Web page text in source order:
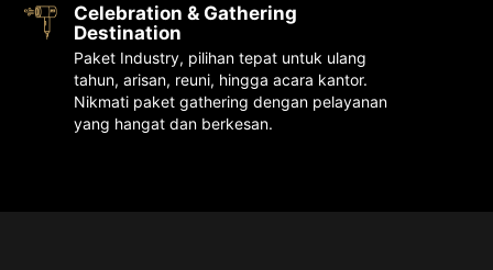
Celebration & Gathering
Destination
Paket Industry, pilihan tepat untuk ulang
tahun, arisan, reuni, hingga acara kantor.
Nikmati paket gathering dengan pelayanan
yang hangat dan berkesan.